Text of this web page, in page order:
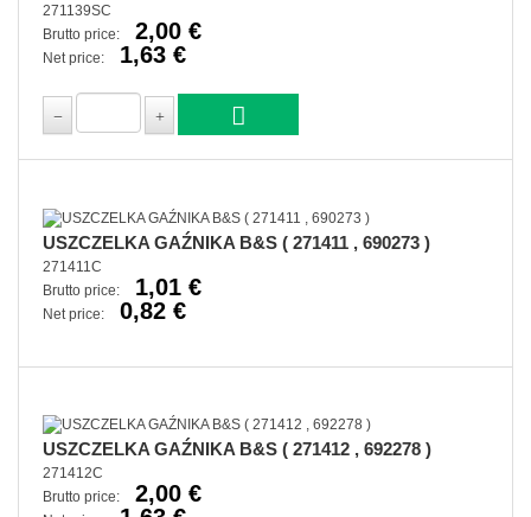
271139SC
Brutto price:
2,00 €
Net price: 1,63 €
USZCZELKA GAŹNIKA B&S ( 271411 , 690273 )
271411C
Brutto price:
1,01 €
Net price: 0,82 €
USZCZELKA GAŹNIKA B&S ( 271412 , 692278 )
271412C
Brutto price:
2,00 €